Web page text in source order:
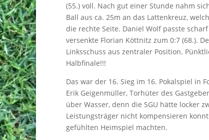
(55.) voll. Nach gut einer Stunde nahm
Ball aus ca. 25m an das Lattenkreuz,
die rechte Seite. Daniel Wolf passte
versenkte Florian Köttnitz zum 0:7 (68.).
Linksschuss aus zentraler Position.
Halbfinale!!!
Das war der 16. Sieg im 16. Pokalspiel in
Erik Geigenmüller, Torhüter des
über Wasser, denn die SGU hätte locker
Leistungsträger nicht kompensieren
gefühlten Heimspiel machten.